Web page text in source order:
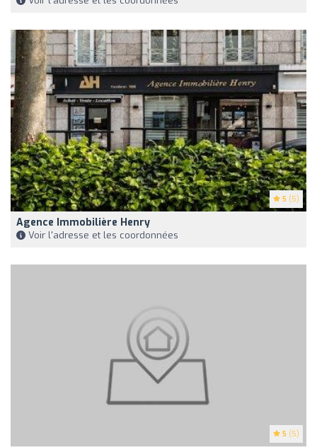
5 (5)
Agence Immobilière Henry
Voir l'adresse et les coordonnées
5 (5)